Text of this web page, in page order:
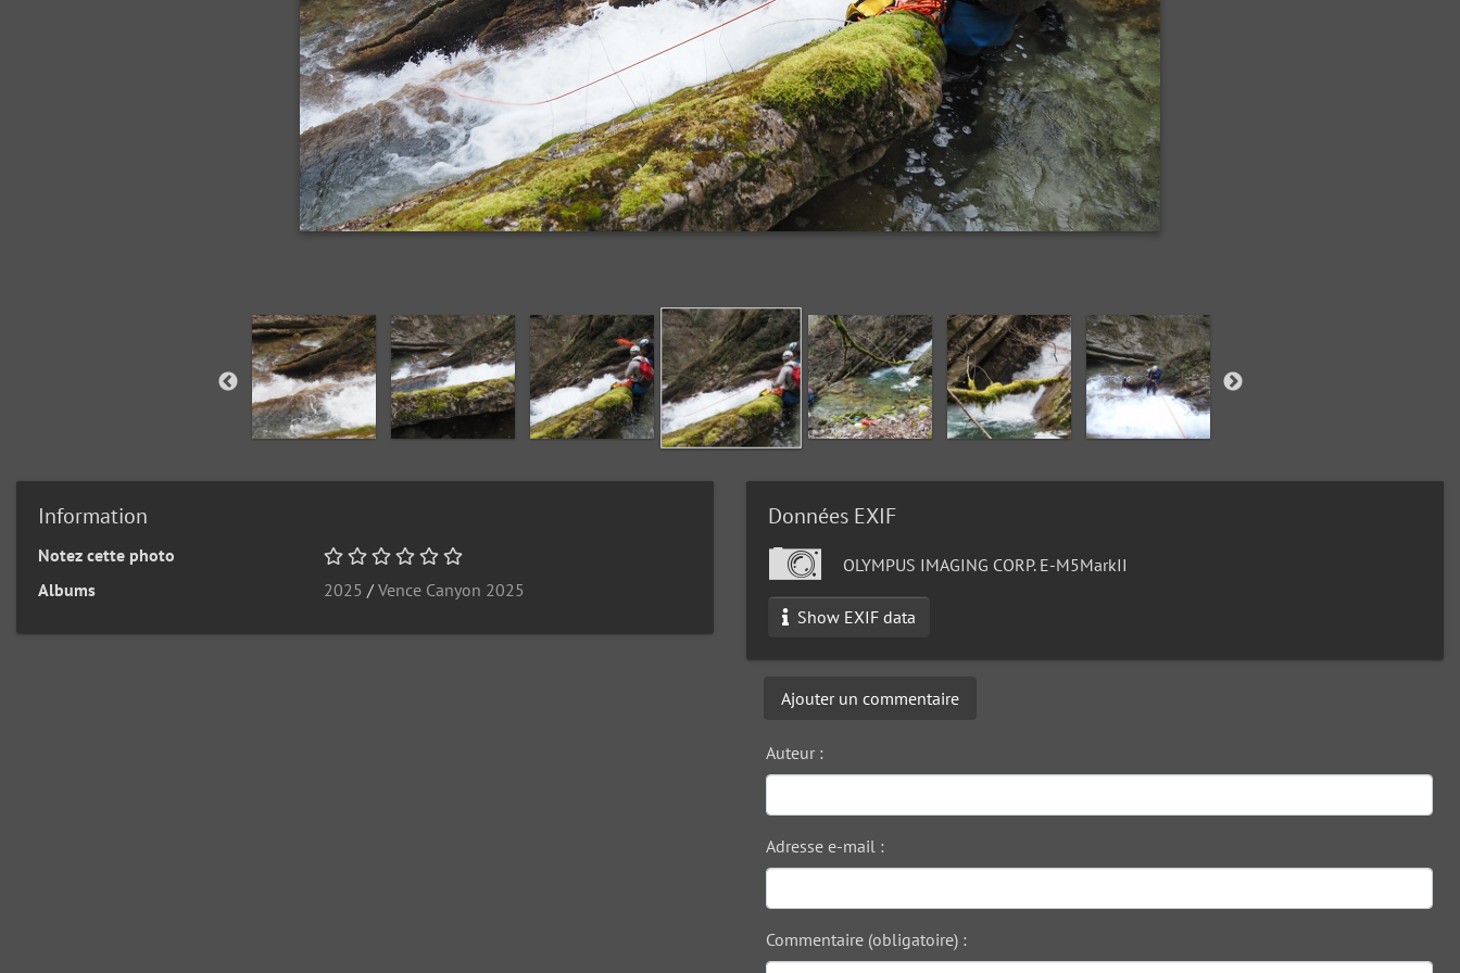
Information
Notez cette photo
Albums
2025 /Vence Canyon 2025
Données EXIF
OLYMPUS IMAGING CORP. E-M5MarkII
Show EXIF data
Ajouter un commentaire
Auteur :
Adresse e-mail :
Commentaire (obligatoire) :